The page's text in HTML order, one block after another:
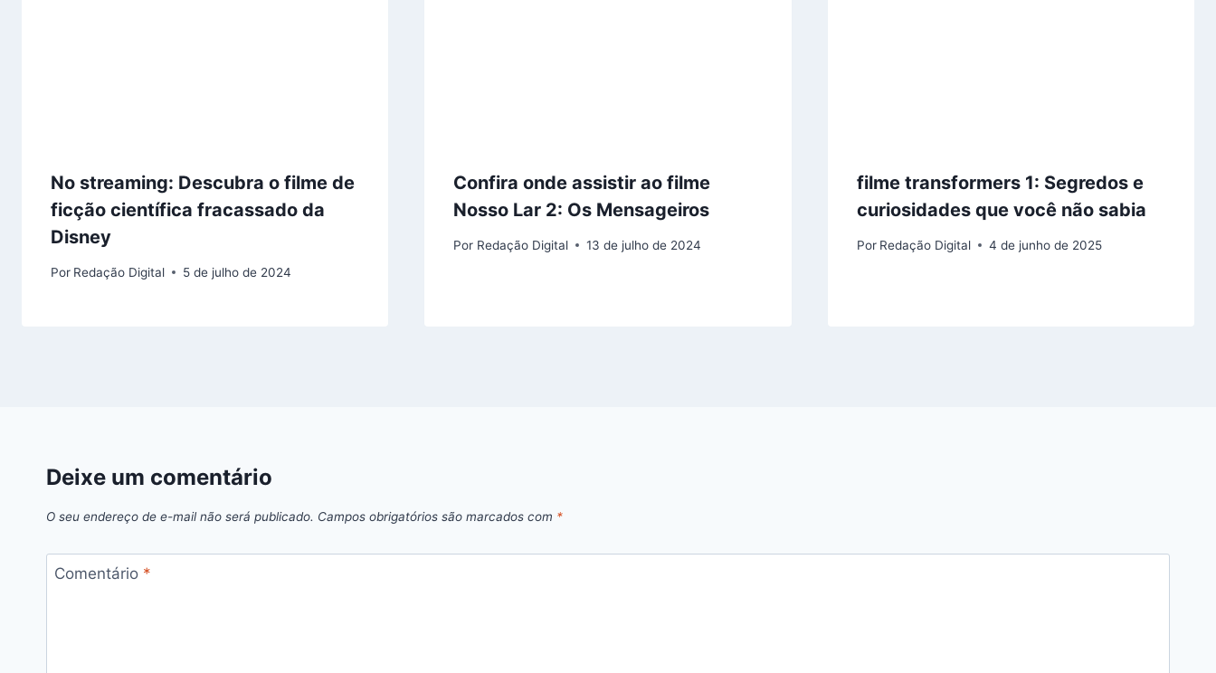
No streaming: Descubra o filme de
ficção científica fracassado da
Disney
Por Redação Digital 5 de julho de 2024
Confira onde assistir ao filme
Nosso Lar 2: Os Mensageiros
Por Redação Digital 13 de julho de 2024
filme transformers 1: Segredos e
curiosidades que você não sabia
Por Redação Digital 4 de junho de 2025
Deixe um comentário
O seu endereço de e-mail não será publicado. Campos obrigatórios são marcados com *
Comentário *